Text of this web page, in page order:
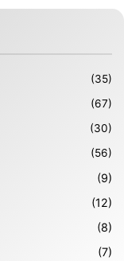
(35)
(67)
(30)
(56)
(9)
(12)
(8)
(7)